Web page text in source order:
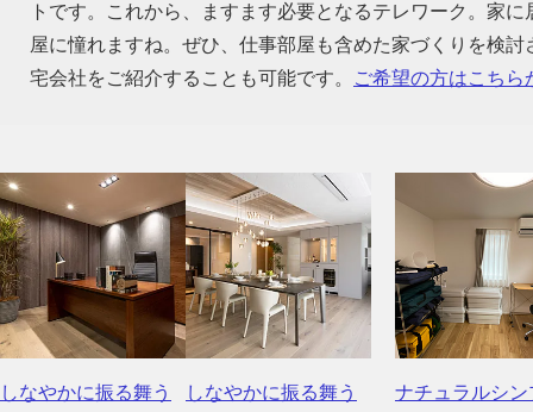
トです。これから、ますます必要となるテレワーク。家
屋に憧れますね。ぜひ、仕事部屋も含めた家づくりを検
宅会社をご紹介することも可能です。
ご希望の方はこちら
しなやかに振る舞う
しなやかに振る舞う
ナチュラルシン